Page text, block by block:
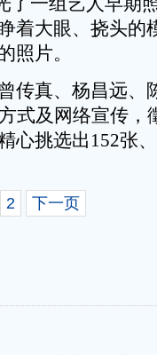
着大眼、挠头的
照片。
真、杨昌远、
式及网络宣传，
心挑选出152张
2 下一页